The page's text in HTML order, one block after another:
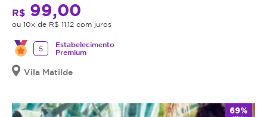
R$ 99,00
ou 10x de R$ 11,12 com juros
5
Estabelecimento
Premium
Vila Matilde
69%